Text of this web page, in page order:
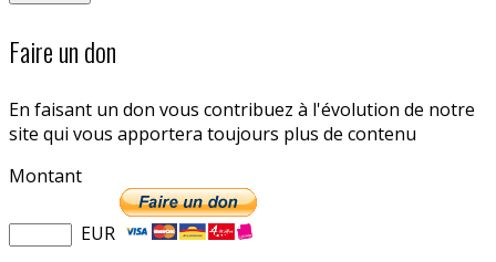
Faire un don
En faisant un don vous contribuez à l'évolution de notre
site qui vous apportera toujours plus de contenu
Montant
EUR